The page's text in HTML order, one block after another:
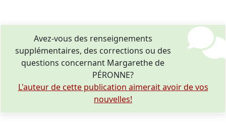
Avez-vous des renseignements
supplémentaires, des corrections ou des
questions concernant Margarethe de
PÉRONNE?
L'auteur de cette publication aimerait avoir de vos
nouvelles!